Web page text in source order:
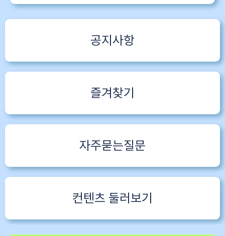
공지사항
즐겨찾기
자주묻는질문
컨텐츠 둘러보기